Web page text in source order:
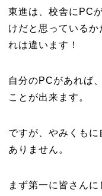
東進は、校舎にPC
けだと思っている
れは違います！
自分のPCがあれば
ことが出来ます。
ですが、やみくも
ありません。
まず第一に皆さん